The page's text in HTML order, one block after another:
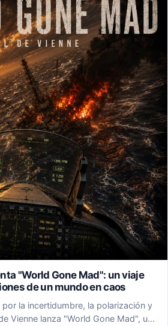
"World Gone Mad": un viaje
de un mundo en caos
la incertidumbre, la polarización y
Vienne lanza "World Gone Mad", un